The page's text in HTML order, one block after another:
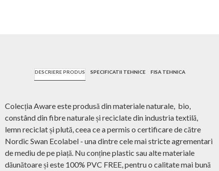
DESCRIERE PRODUS SPECIFICATII TEHNICE FISA TEHNICA
Colecția Aware este produsă din materiale naturale, bio,
constând din fibre naturale și reciclate din industria textilă,
lemn reciclat și plută, ceea ce a permis o certificare de către
Nordic Swan Ecolabel - una dintre cele mai stricte agrementari
de mediu de pe piață. Nu conține plastic sau alte materiale
dăunătoare și este 100% PVC FREE, pentru o calitate mai bună